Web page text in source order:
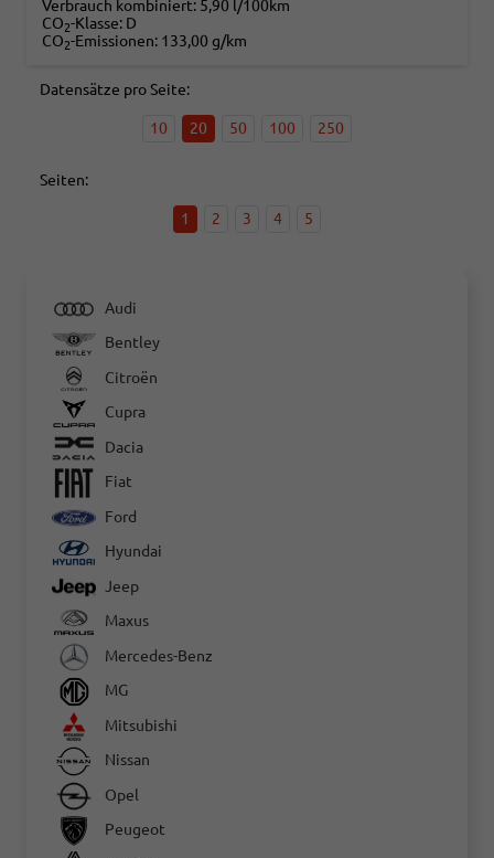
Verbrauch kombiniert: 5,90 l/100km
CO2-Klasse: D
CO2-Emissionen: 133,00 g/km
Datensätze pro Seite:
10 20 50 100 250
Seiten:
1 2 3 4 5
Audi
Bentley
Citroën
Cupra
Dacia
Fiat
Ford
Hyundai
Jeep
Maxus
Mercedes-Benz
MG
Mitsubishi
Nissan
Opel
Peugeot